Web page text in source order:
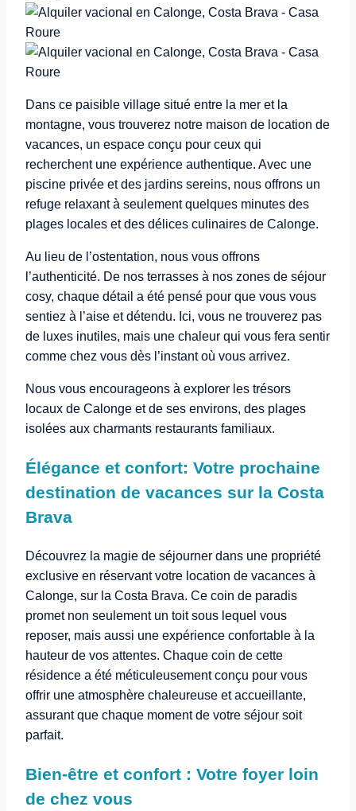
Dans ce paisible village situé entre la mer et la
montagne, vous trouverez notre maison de location de
vacances, un espace conçu pour ceux qui
recherchent une expérience authentique. Avec une
piscine privée et des jardins sereins, nous offrons un
refuge relaxant à seulement quelques minutes des
plages locales et des délices culinaires de Calonge.
Au lieu de l’ostentation, nous vous offrons
l’authenticité. De nos terrasses à nos zones de séjour
cosy, chaque détail a été pensé pour que vous vous
sentiez à l’aise et détendu. Ici, vous ne trouverez pas
de luxes inutiles, mais une chaleur qui vous fera sentir
comme chez vous dès l’instant où vous arrivez.
Nous vous encourageons à explorer les trésors
locaux de Calonge et de ses environs, des plages
isolées aux charmants restaurants familiaux.
Élégance et confort: Votre prochaine
destination de vacances sur la Costa
Brava
Découvrez la magie de séjourner dans une propriété
exclusive en réservant votre location de vacances à
Calonge, sur la Costa Brava. Ce coin de paradis
promet non seulement un toit sous lequel vous
reposer, mais aussi une expérience confortable à la
hauteur de vos attentes. Chaque coin de cette
résidence a été méticuleusement conçu pour vous
offrir une atmosphère chaleureuse et accueillante,
assurant que chaque moment de votre séjour soit
parfait.
Bien-être et confort : Votre foyer loin
de chez vous